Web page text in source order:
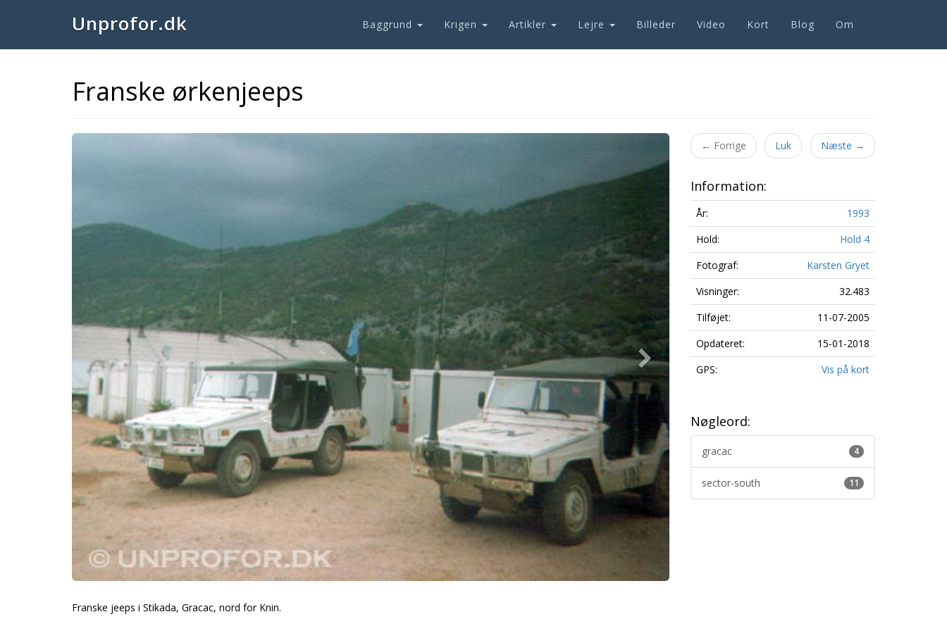
Unprofor.dk Baggrund Krigen Artikler Lejre Billeder Video Kort Blog Om
Franske ørkenjeeps
Franske jeeps i Stikada, Gracac, nord for Knin.
← Forrige Luk Næste →
Information:
År:
1993
Hold:
Hold 4
Fotograf:
Karsten Gryet
Visninger:
32.483
Tilføjet:
11-07-2005
Opdateret:
15-01-2018
GPS:
Vis på kort
Nøgleord:
4
gracac
11
sector-south